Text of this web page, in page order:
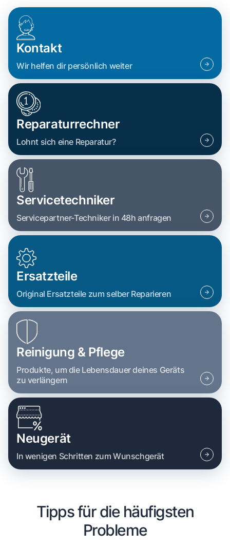
Kontakt
Wir helfen dir persönlich weiter
Reparaturrechner
Lohnt sich eine Reparatur?
Servicetechniker
Servicepartner-Techniker in 48h anfragen
Ersatzteile
Original Ersatzteile zum selber Reparieren
Reinigung & Pflege
Produkte, um die Lebensdauer deines Geräts
zu verlängern
Neugerät
In wenigen Schritten zum Wunschgerät
Tipps für die häufigsten
Probleme